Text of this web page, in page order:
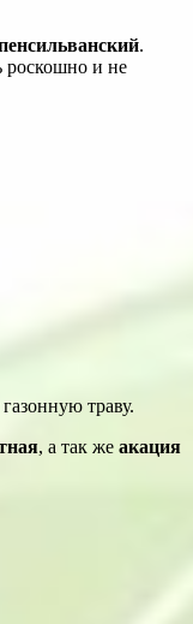
.
роскошно и не
траву.
, а так же акация